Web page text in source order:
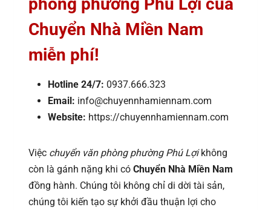
phòng phường Phú Lợi của
Chuyển Nhà Miền Nam
miễn phí!
Hotline 24/7: 0937.666.323
Email: info@chuyennhamiennam.com
Website: https://chuyennhamiennam.com
Việc chuyển văn phòng phường Phú Lợikhông
còn là gánh nặng khi có Chuyển Nhà Miền Nam
đồng hành. Chúng tôi không chỉ di dời tài sản,
chúng tôi kiến tạo sự khởi đầu thuận lợi cho